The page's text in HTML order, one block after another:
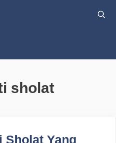
sholat
Sholat Yang